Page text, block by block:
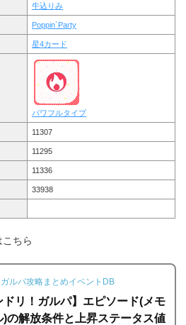
牛込りみ
Poppin`Party
星4カード
パワフルタイプ
11307
11295
11336
33938
ちら
ルパ攻略まとめイベントDB
ドリ！ガルパ】エピソード(メモ
)の解放条件と上昇ステータス値